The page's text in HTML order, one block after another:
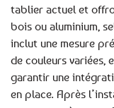
tablier actuel et
bois ou aluminium,
inclut une mesure
de couleurs variées,
garantir une
en place. Après